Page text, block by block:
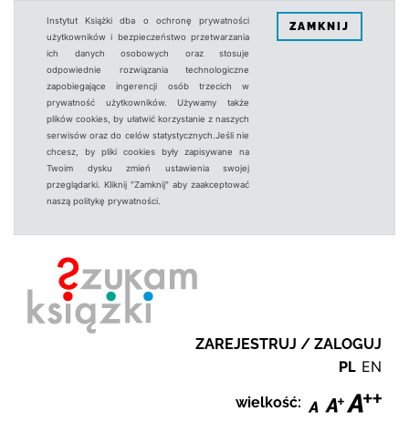
Instytut Książki dba o ochronę prywatności
użytkowników i bezpieczeństwo przetwarzania
ich danych osobowych oraz stosuje
odpowiednie rozwiązania technologiczne
zapobiegające ingerencji osób trzecich w
prywatność użytkowników. Używamy także
plików cookies, by ułatwić korzystanie z naszych
serwisów oraz do celów statystycznych.Jeśli nie
chcesz, by pliki cookies były zapisywane na
Twoim dysku zmień ustawienia swojej
przeglądarki. Kliknij "Zamknij" aby zaakceptować
naszą politykę prywatności.
ZAMKNIJ
ZAREJESTRUJ / ZALOGUJ
PL EN
wielkość: